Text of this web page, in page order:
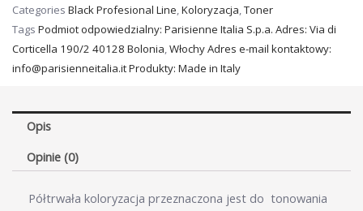
Categories Black Profesional Line,Koloryzacja,Toner
Tags Podmiot odpowiedzialny: Parisienne Italia S.p.a. Adres: Via di
Corticella 190/2 40128 Bolonia,Włochy Adres e-mail kontaktowy:
info@parisienneitalia.it Produkty: Made in Italy
Opis
Opinie (0)
Półtrwała koloryzacja przeznaczona jest do tonowania